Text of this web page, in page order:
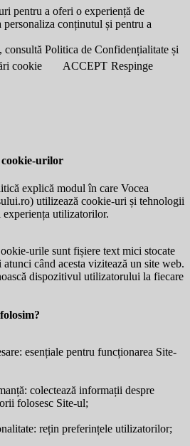
pentru a oferi o experiență de
conținutul și pentru a
Politica de Confidențialitate și
cookie ACCEPT Respinge
urilor
explică modul în care Vocea
) utilizează cookie-uri și tehnologii
utilizatorilor.
urile sunt fișiere text mici stocate
când acesta vizitează un site web.
dispozitivul utilizatorului la fiecare
esențiale pentru funcționarea Site-
colectează informații despre
folosesc Site-ul;
rețin preferințele utilizatorilor;